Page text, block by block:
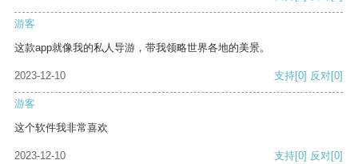
游客
这款app就像我的私人导游，带我领略世界各地的美景。
2023-12-10 支持[0] 反对[0]
游客
这个软件我非常喜欢
2023-12-10 支持[0] 反对[0]